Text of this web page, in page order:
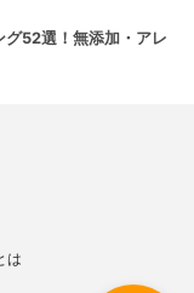
グ52選！無添加・アレ
は